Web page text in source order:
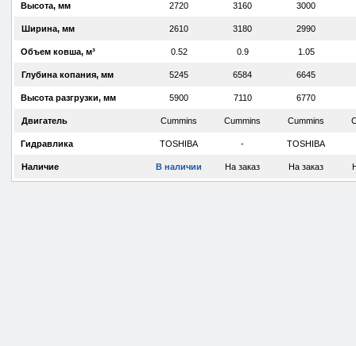
Высота, мм 2720 3160 3000
Ширина, мм 2610 3180 2990
Объем ковша, м³ 0.52 0.9 1.05
Глубина копания, мм 5245 6584 6645
Высота разгрузки, мм 5900 7110 6770
Двигатель Cummins Cummins Cummins
Гидравлика TOSHIBA - TOSHIBA
Наличие В наличии На заказ На заказ